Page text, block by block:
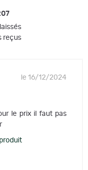
reçus
le 16/12/2024
le prix il faut pas